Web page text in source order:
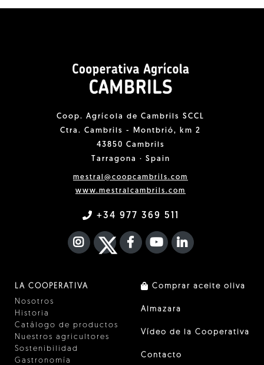
Coop. Agrícola de Cambrils SCCL
Ctra. Cambrils - Montbrió, km 2
43850 Cambrils
Tarragona · Spain
mestral@coopcambrils.com
www.mestralcambrils.com
+34 977 369 511
INSTAGRAM
TWITTER
FACEBOOK F
YOUTUBEFA LINKEDIN
LA COOPERATIVA
Nosotros
Historia
Catálogo de productos
Nuestros agricultores
Sostenibilidad
Gastronomía
Comprar aceite oliva
Almazara
Vídeo de la Cooperativa
Contacto